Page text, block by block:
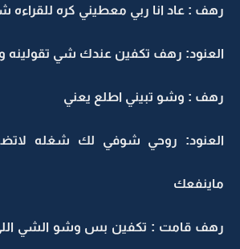
رهف : عاد انا ربي معطيني كره
العنود: رهف تكفين عندك شي تقولينه
رهف : وشو تبيني اطلع يعني
العنود: روحي شوفي لك شغله
ماينفعك
رهف قامت : تكفين بس وشو الشي اللي